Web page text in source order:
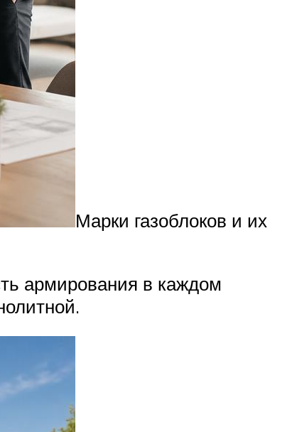
Марки газоблоков и их
армирования в каждом